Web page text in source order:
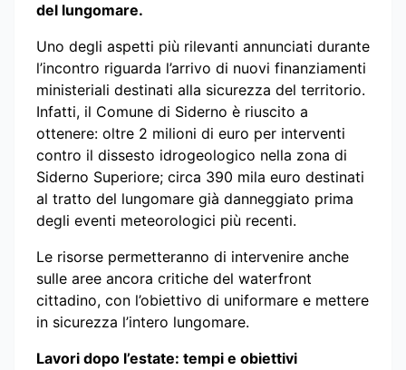
del lungomare.
Uno degli aspetti più rilevanti annunciati durante
l’incontro riguarda l’arrivo di nuovi finanziamenti
ministeriali destinati alla sicurezza del territorio.
Infatti, il Comune di Siderno è riuscito a
ottenere: oltre 2 milioni di euro per interventi
contro il dissesto idrogeologico nella zona di
Siderno Superiore; circa 390 mila euro destinati
al tratto del lungomare già danneggiato prima
degli eventi meteorologici più recenti.
Le risorse permetteranno di intervenire anche
sulle aree ancora critiche del waterfront
cittadino, con l’obiettivo di uniformare e mettere
in sicurezza l’intero lungomare.
Lavori dopo l’estate: tempi e obiettivi